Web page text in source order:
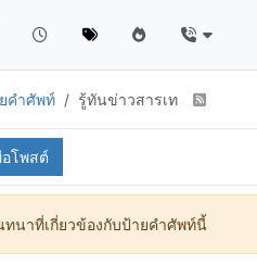
คำศัพท์ รู้ทันข่าวสารเท
อโพสต์
นาที่เกี่ยวข้องกับป้ายคำศัพท์นี้